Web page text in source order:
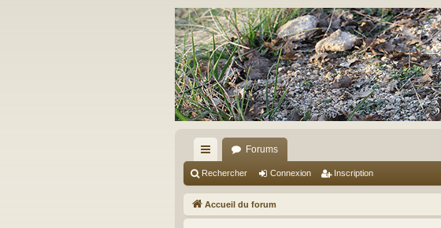
ac
co
ur
Forums
Rechercher Connexion Inscription
Accueil du forum